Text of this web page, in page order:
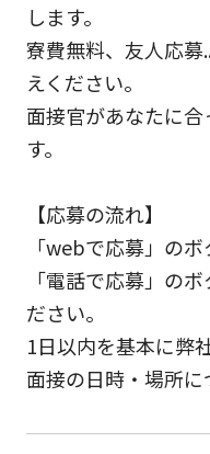
します。
寮費無料、友人応
えください。
面接官があなたに
す。
【応募の流れ】
「webで応募」の
「電話で応募」の
ださい。
1日以内を基本に弊
面接の日時・場所に